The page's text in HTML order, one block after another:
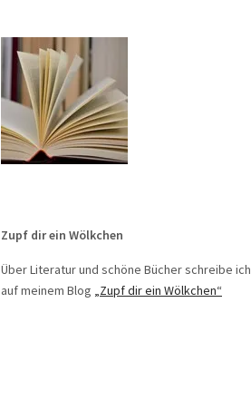
Zupf dir ein Wölkchen
Über Literatur und schöne Bücher schreibe ich
auf meinem Blog
„Zupf dir ein Wölkchen“